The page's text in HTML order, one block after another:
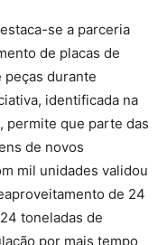
se a parceria
de placas de
peças durante
identificada na
permite que parte das
de novos
mil unidades validou
de 24
toneladas de
por mais tempo